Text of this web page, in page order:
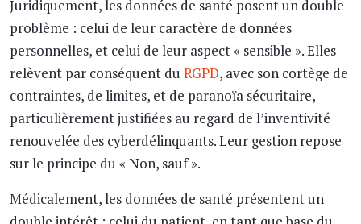
Juridiquement, les données de santé posent un double
problème : celui de leur caractère de données
personnelles, et celui de leur aspect « sensible ». Elles
relèvent par conséquent du RGPD, avec son cortège de
contraintes, de limites, et de paranoïa sécuritaire,
particulièrement justifiées au regard de l’inventivité
renouvelée des cyberdélinquants. Leur gestion repose
sur le principe du « Non, sauf ».
Médicalement, les données de santé présentent un